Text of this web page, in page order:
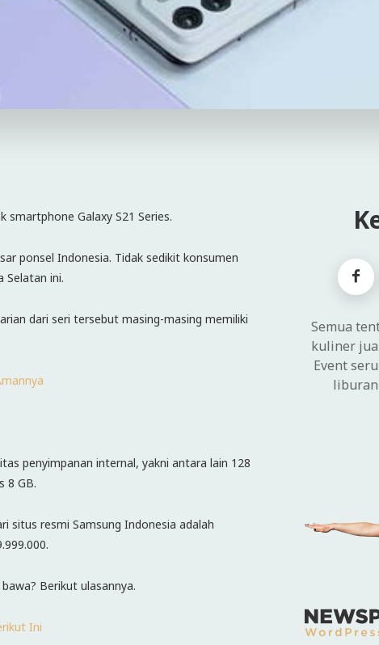
smartphone Galaxy S21 Series.
ponsel Indonesia. Tidak sedikit konsumen
Selatan ini.
dari seri tersebut masing-masing memiliki
penyimpanan internal, yakni antara lain 128
8 GB.
situs resmi Samsung Indonesia adalah
Berikut ulasannya.
Ini
Semua
kuliner
Event